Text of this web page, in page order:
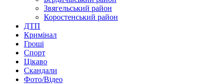
Звягельський район
Коростенський район
ДТП
Кримінал
Гроші
Спорт
Цікаво
Скандали
Фото/Відео